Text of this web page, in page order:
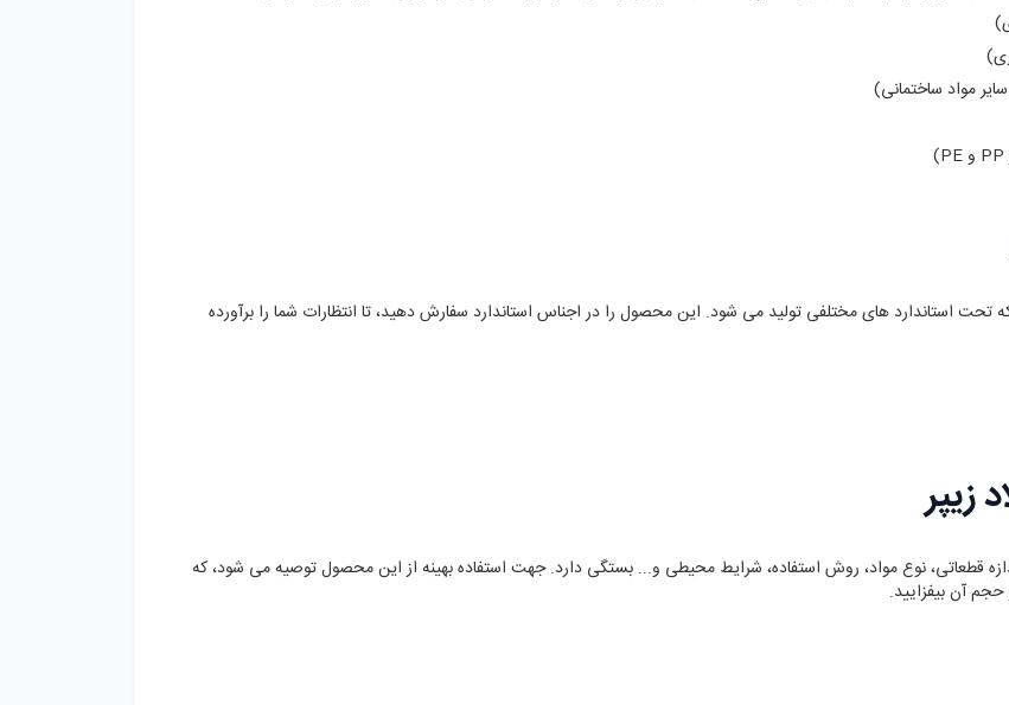
استاندارد های مختلفی تولید می شود. این محصول را در اجناس استاندارد سفارش دهید، تا انتظارات شما را برآورده
زیپر
قطعاتی، نوع مواد، روش استفاده، شرایط محیطی و... بستگی دارد‌. جهت استفاده بهینه از این محصول توصیه می ‌شود، که
آن بیفزایید‌.